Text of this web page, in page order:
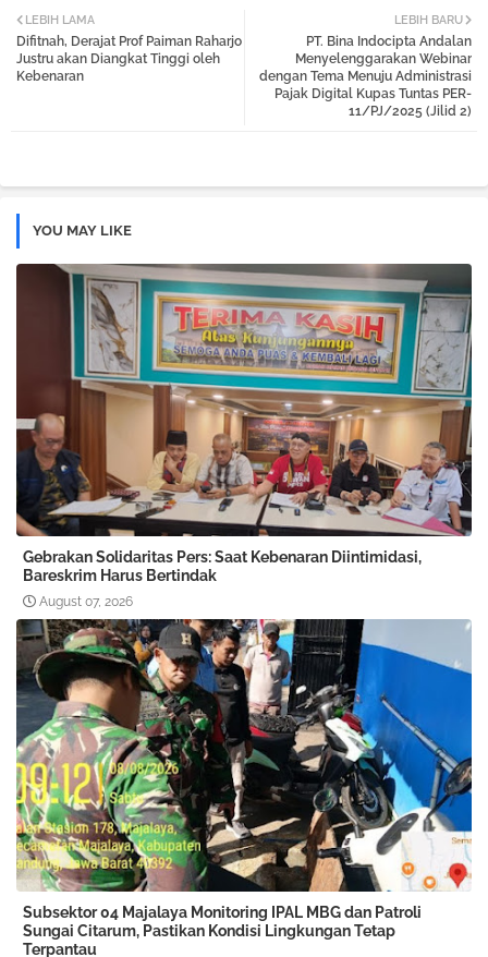
tter
pp
LEBIH BARU
PT. Bina Indocipta Andalan
Menyelenggarakan Webinar
dengan Tema Menuju Administrasi
Pajak Digital Kupas Tuntas PER-
11/PJ/2025 (Jilid 2)
LEBIH LAMA
Difitnah, Derajat Prof Paiman Raharjo
Justru akan Diangkat Tinggi oleh
Kebenaran
YOU MAY LIKE
Gebrakan Solidaritas Pers: Saat Kebenaran Diintimidasi,
Bareskrim Harus Bertindak
August 07, 2026
Subsektor 04 Majalaya Monitoring IPAL MBG dan Patroli
Sungai Citarum, Pastikan Kondisi Lingkungan Tetap
Terpantau